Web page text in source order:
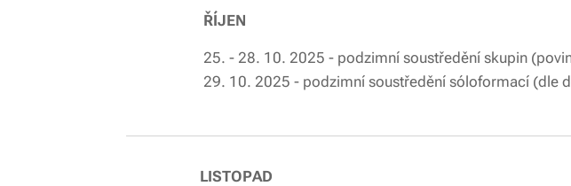
ŘÍJEN
25. - 28. 10. 2025 - podzimní soustředění
29. 10. 2025 - podzimní
LISTOPAD